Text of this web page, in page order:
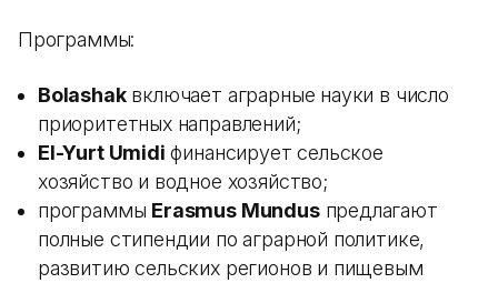
Программы:
Bolashakвключает аграрные науки в число
приоритетных направлений;
El-Yurt Umidi финансирует сельское
хозяйство и водное хозяйство;
программы Erasmus Mundusпредлагают
полные стипендии по аграрной политике,
развитию сельских регионов и пищевым